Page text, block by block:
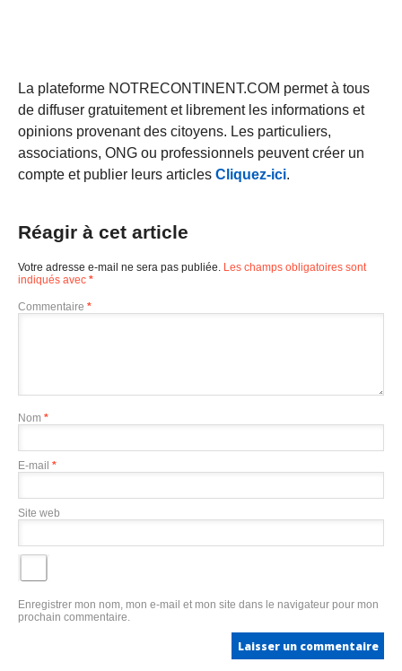
La plateforme NOTRECONTINENT.COM permet à tous
de diffuser gratuitement et librement les informations et
opinions provenant des citoyens. Les particuliers,
associations, ONG ou professionnels peuvent créer un
compte et publier leurs articles Cliquez-ici.
Réagir à cet article
Votre adresse e-mail ne sera pas publiée. Les champs obligatoires sont
indiqués avec *
Commentaire *
Nom *
E-mail *
Site web
Enregistrer mon nom, mon e-mail et mon site dans le navigateur pour mon
prochain commentaire.